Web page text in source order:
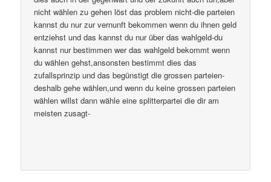
nicht wählen zu gehen löst das problem nicht-die parteien
kannst du nur zur vernunft bekommen wenn du ihnen geld
entziehst und das kannst du nur über das wahlgeld-du
kannst nur bestimmen wer das wahlgeld bekommt wenn
du wählen gehst,ansonsten bestimmt dies das
zufallsprinzip und das begünstigt die grossen parteien-
deshalb gehe wählen,und wenn du keine grossen parteien
wählen willst dann wähle eine splitterpartei die dir am
meisten zusagt-